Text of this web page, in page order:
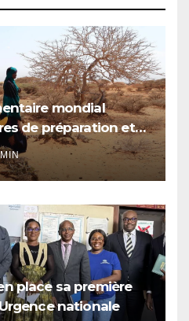
mondial
de préparation et
menace d’El Niño,
des dizaines de
dans l’insécurité
place sa première
nationale